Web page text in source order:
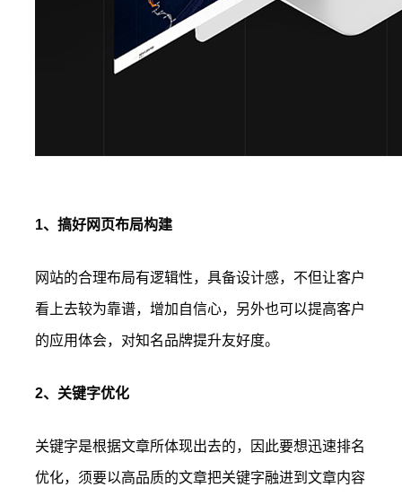
1、搞好网页布局构建
网站的合理布局有逻辑性，具备设计感，不但让客户
看上去较为靠谱，增加自信心，另外也可以提高客户
的应用体会，对知名品牌提升友好度。
2、关键字优化
关键字是根据文章所体现出去的，因此要想迅速排名
优化，须要以高品质的文章把关键字融进到文章内容